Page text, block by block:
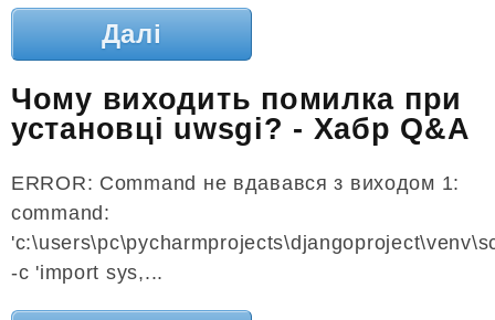
Далі
Чому виходить помилка при
установці uwsgi? - Хабр Q&A
ERROR: Command не вдавався з виходом 1:
command:
-c 'import sys,...